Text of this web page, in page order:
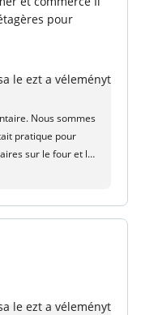
lap vagy duvet
- kivéve a
lakóhelyen. Egy
Foglalja le
pour
le ezt a véleményt
pratique pour
Ils s'efforcent
le ezt a véleményt